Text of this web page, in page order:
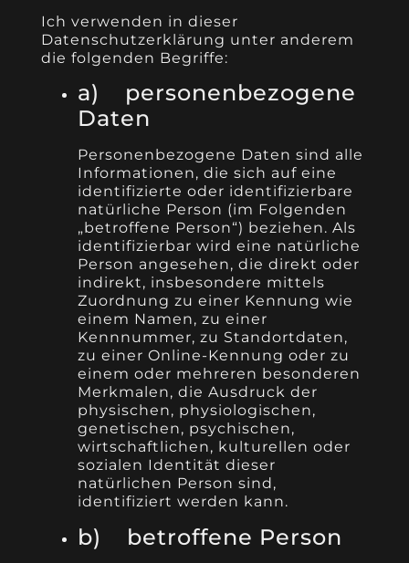
Ich verwenden in dieser
Datenschutzerklärung unter anderem
die folgenden Begriffe:
a) personenbezogene
Daten
Personenbezogene Daten sind alle
Informationen, die sich auf eine
identifizierte oder identifizierbare
natürliche Person (im Folgenden
„betroffene Person“) beziehen. Als
identifizierbar wird eine natürliche
Person angesehen, die direkt oder
indirekt, insbesondere mittels
Zuordnung zu einer Kennung wie
einem Namen, zu einer
Kennnummer, zu Standortdaten,
zu einer Online-Kennung oder zu
einem oder mehreren besonderen
Merkmalen, die Ausdruck der
physischen, physiologischen,
genetischen, psychischen,
wirtschaftlichen, kulturellen oder
sozialen Identität dieser
natürlichen Person sind,
identifiziert werden kann.
b) betroffene Person